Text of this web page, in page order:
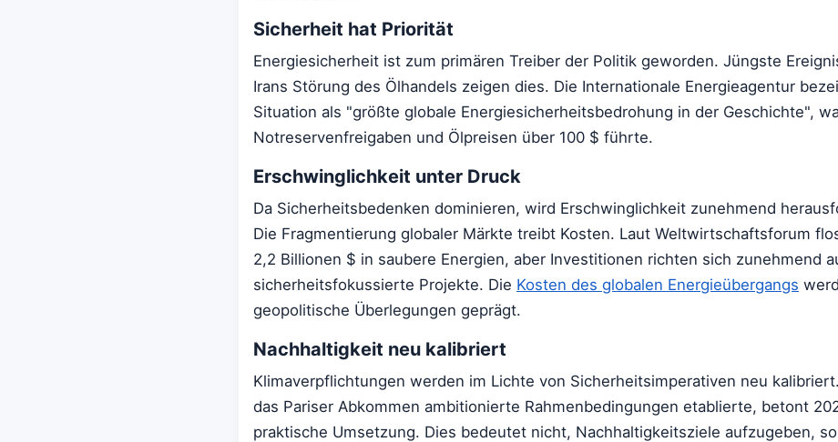
Sicherheit hat Priorität
Energiesicherheit ist zum primären Treiber der Politik geworden. Jüngste
Irans Störung des Ölhandels zeigen dies. Die Internationale Energieagentur
Situation als "größte globale Energiesicherheitsbedrohung in der Geschichte",
Notreservenfreigaben und Ölpreisen über 100 $ führte.
Erschwinglichkeit unter Druck
Da Sicherheitsbedenken dominieren, wird Erschwinglichkeit zunehmend
Die Fragmentierung globaler Märkte treibt Kosten. Laut Weltwirtschaftsforum
2,2 Billionen $ in saubere Energien, aber Investitionen richten sich zunehmend
sicherheitsfokussierte Projekte. Die Kosten des globalen Energieübergangs
geopolitische Überlegungen geprägt.
Nachhaltigkeit neu kalibriert
Klimaverpflichtungen werden im Lichte von Sicherheitsimperativen neu
das Pariser Abkommen ambitionierte Rahmenbedingungen etablierte, betont
praktische Umsetzung. Dies bedeutet nicht, Nachhaltigkeitsziele aufzugeben,